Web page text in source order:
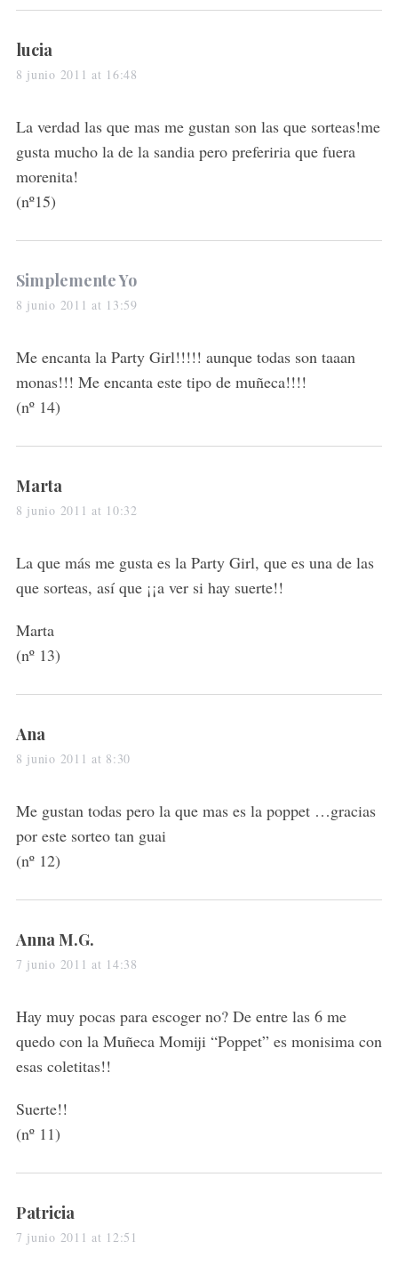
s
a
s
:
lucia
8 junio 2011 at 16:48
La verdad las que mas me gustan son las que sorteas!me
gusta mucho la de la sandia pero preferiria que fuera
morenita!
(nº15)
s
a
s
:
Simplemente Yo
8 junio 2011 at 13:59
Me encanta la Party Girl!!!!! aunque todas son taaan
monas!!! Me encanta este tipo de muñeca!!!!
(nº 14)
s
a
s
:
Marta
8 junio 2011 at 10:32
La que más me gusta es la Party Girl, que es una de las
que sorteas, así que ¡¡a ver si hay suerte!!
Marta
(nº 13)
s
a
s
:
Ana
8 junio 2011 at 8:30
Me gustan todas pero la que mas es la poppet …gracias
por este sorteo tan guai
(nº 12)
s
a
s
:
Anna M.G.
7 junio 2011 at 14:38
Hay muy pocas para escoger no? De entre las 6 me
quedo con la Muñeca Momiji “Poppet” es monisima con
esas coletitas!!
Suerte!!
(nº 11)
s
a
Patricia
7 junio 2011 at 12:51